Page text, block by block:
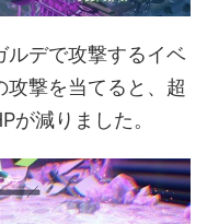
ルデで攻撃するイベ
攻撃を当てると、超
が減りました。